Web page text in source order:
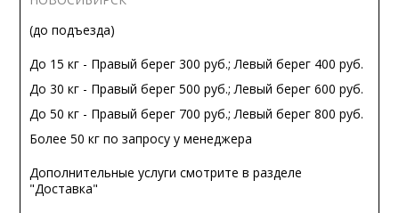
(до подъезда)
До 15 кг - Правый берег 300 руб.; Левый берег 400 руб.
До 30 кг - Правый берег 500 руб.; Левый берег 600 руб.
До 50 кг - Правый берег 700 руб.; Левый берег 800 руб.
Более 50 кг по запросу у менеджера
Дополнительные услуги смотрите в разделе
"Доставка"